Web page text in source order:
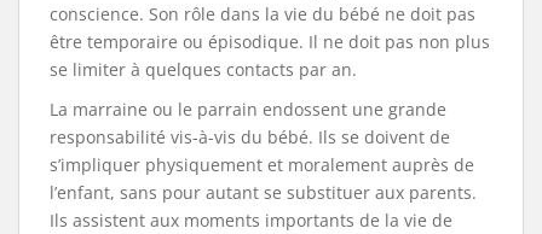
conscience. Son rôle dans la vie du bébé ne doit pas
être temporaire ou épisodique. Il ne doit pas non plus
se limiter à quelques contacts par an.
La marraine ou le parrain endossent une grande
responsabilité vis-à-vis du bébé. Ils se doivent de
s’impliquer physiquement et moralement auprès de
l’enfant, sans pour autant se substituer aux parents.
Ils assistent aux moments importants de la vie de